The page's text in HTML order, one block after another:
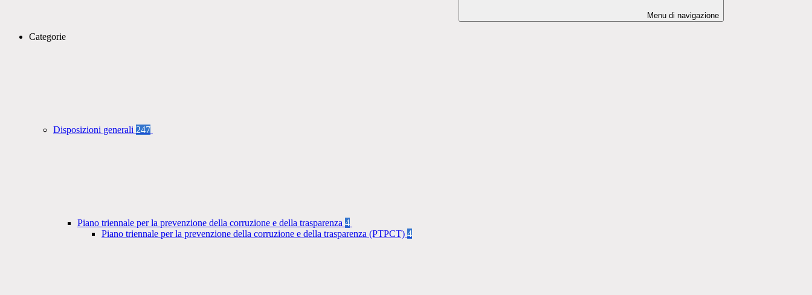
Menu di navigazione
Categorie
Disposizioni generali 247
Piano triennale per la prevenzione della corruzione e della trasparenza 4
Piano triennale per la prevenzione della corruzione e della trasparenza (PTPCT) 4